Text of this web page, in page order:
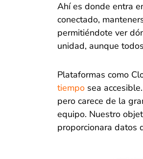
Ahí es donde entra
conectado,
permitiéndote ver
unidad, aunque
Plataformas como
tiemposea
pero carece de la
equipo. Nuestro
proporcionara datos